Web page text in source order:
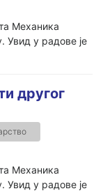
Механика
Увид у радове је
другог
Механика
Увид у радове је